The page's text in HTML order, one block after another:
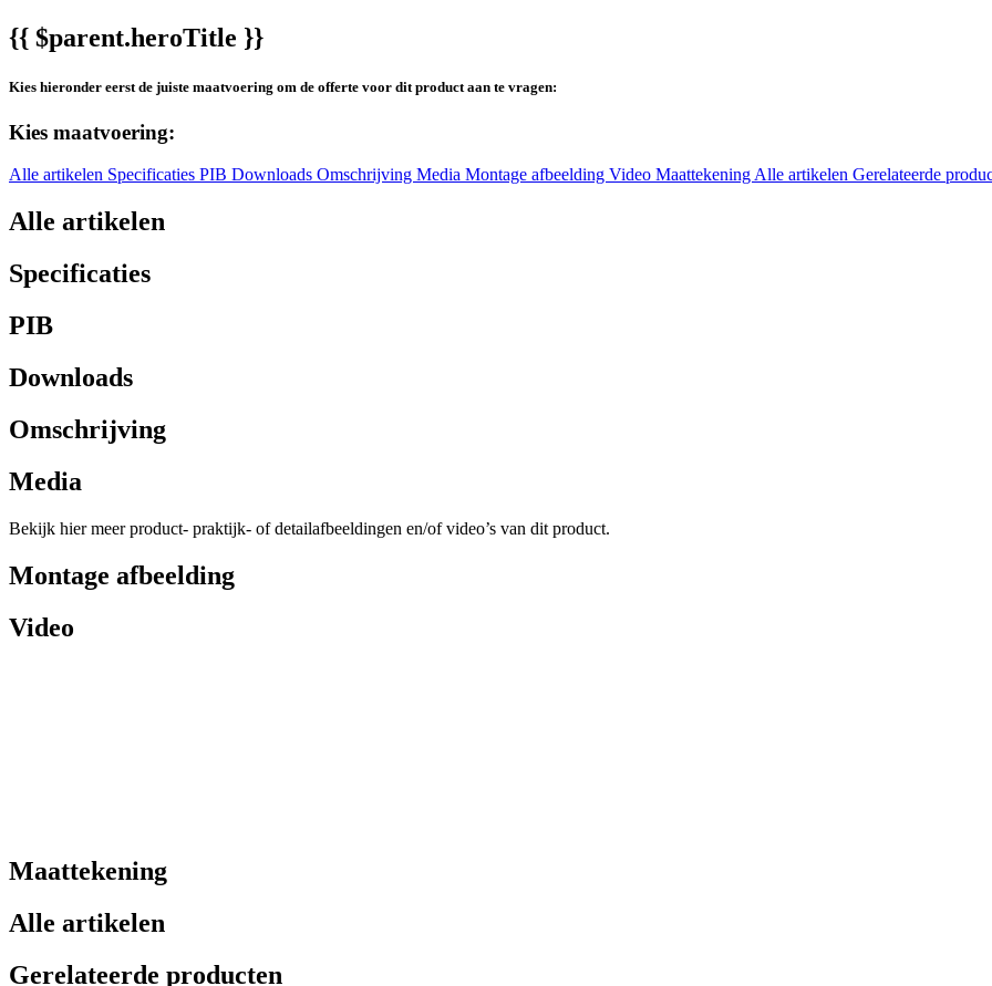
{{ $parent.heroTitle }}
Kies hieronder eerst de juiste maatvoering om de offerte voor dit product aan te vragen:
Kies maatvoering:
Alle artikelen Specificaties PIB Downloads Omschrijving Media Montage afbeelding Video MaattekeningAlle artikelen Gerelateerde
Alle artikelen
Specificaties
PIB
Downloads
Omschrijving
Media
Bekijk hier meer product- praktijk- of detailafbeeldingen en/of video’s van dit product.
Montage afbeelding
Video
Maattekening
Alle artikelen
Gerelateerde producten